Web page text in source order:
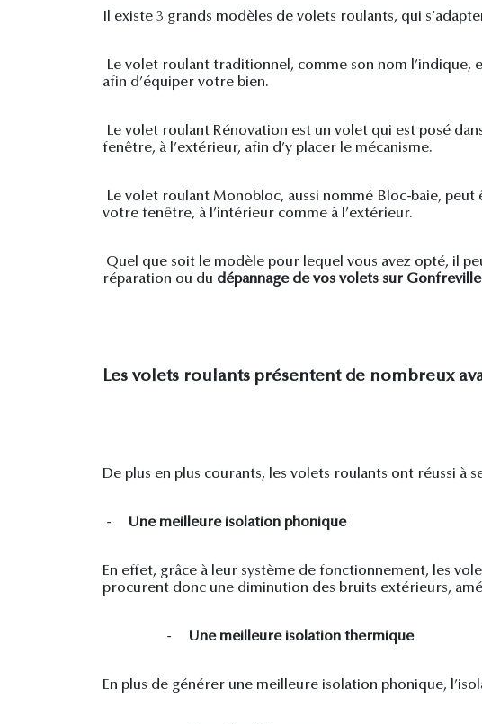
Il existe 3 grands modèles de volets roulants, qui
Le volet roulant traditionnel, comme son nom
afin d’équiper votre bien.
Le volet roulant Rénovation est un volet qui est posé
fenêtre, à l’extérieur, afin d’y placer le mécanisme.
Le volet roulant Monobloc, aussi nommé Bloc-baie,
votre fenêtre, à l’intérieur comme à l’extérieur.
Quel que soit le modèle pour lequel vous avez opté, il
réparation ou du dépannage de vos volets sur
Les volets roulants présentent de nombreux
De plus en plus courants, les volets roulants ont réussi à
- Une meilleure isolation phonique
En effet, grâce à leur système de fonctionnement, les
procurent donc une diminution des bruits extérieurs,
- Une meilleure isolation thermique
En plus de générer une meilleure isolation phonique,